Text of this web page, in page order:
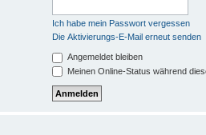
Ich habe mein Passwort vergessen
Die Aktivierungs-E-Mail erneut senden
Angemeldet bleiben
Meinen Online-Status während